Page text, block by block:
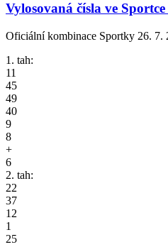
Vylosovaná čísla ve Sportce
Oficiální kombinace Sportky 26. 7.
1. tah:
11
45
49
40
9
8
+
6
2. tah:
22
37
12
1
25